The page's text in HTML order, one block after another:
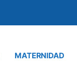
MATERNIDAD